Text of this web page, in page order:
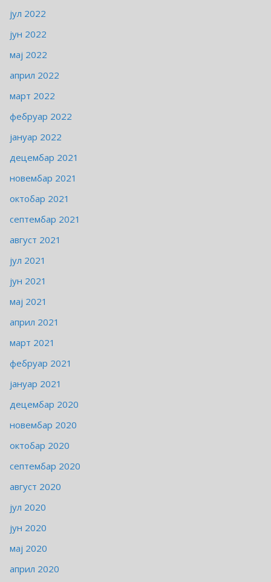
јул 2022
јун 2022
мај 2022
април 2022
март 2022
фебруар 2022
јануар 2022
децембар 2021
новембар 2021
октобар 2021
септембар 2021
август 2021
јул 2021
јун 2021
мај 2021
април 2021
март 2021
фебруар 2021
јануар 2021
децембар 2020
новембар 2020
октобар 2020
септембар 2020
август 2020
јул 2020
јун 2020
мај 2020
април 2020